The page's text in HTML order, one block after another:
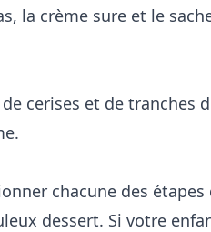
la crème sure et le
cerises et de tranches
chacune des
dessert. Si votre